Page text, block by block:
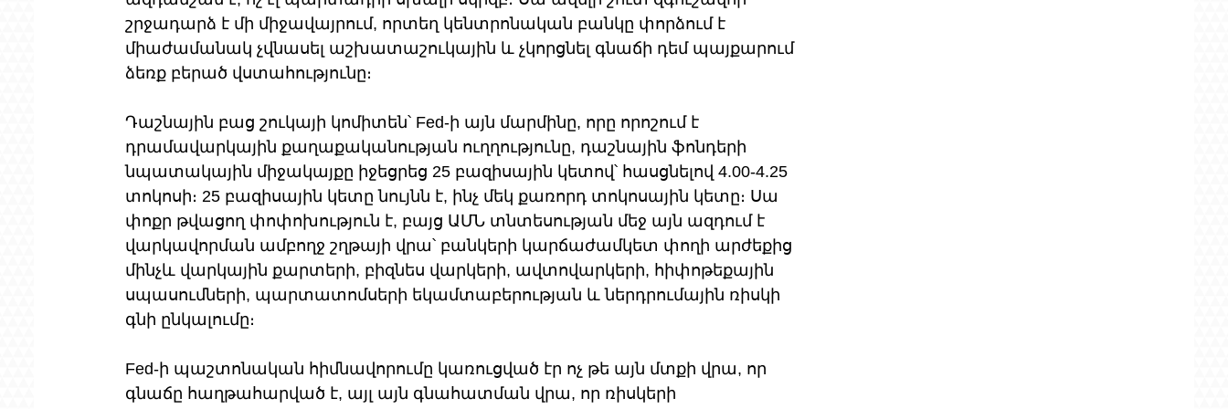
շրջադարձ է մի միջավայրում, որտեղ կենտրոնական բանկը փորձում է
միաժամանակ չվնասել աշխատաշուկային և չկորցնել գնաճի դեմ պայքարում
ձեռք բերած վստահությունը։
Դաշնային բաց շուկայի կոմիտեն՝ Fed-ի այն մարմինը, որը որոշում է
դրամավարկային քաղաքականության ուղղությունը, դաշնային ֆոնդերի
նպատակային միջակայքը իջեցրեց 25 բազիսային կետով՝ հասցնելով 4.00-4.25
տոկոսի։ 25 բազիսային կետը նույնն է, ինչ մեկ քառորդ տոկոսային կետը։ Սա
փոքր թվացող փոփոխություն է, բայց ԱՄՆ տնտեսության մեջ այն ազդում է
վարկավորման ամբողջ շղթայի վրա՝ բանկերի կարճաժամկետ փողի արժեքից
մինչև վարկային քարտերի, բիզնես վարկերի, ավտովարկերի, հիփոթեքային
սպասումների, պարտատոմսերի եկամտաբերության և ներդրումային ռիսկի
գնի ընկալումը։
Fed-ի պաշտոնական հիմնավորումը կառուցված էր ոչ թե այն մտքի վրա, որ
գնաճը հաղթահարված է, այլ այն գնահատման վրա, որ ռիսկերի